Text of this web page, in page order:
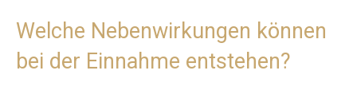
Welche Nebenwirkungen können
bei der Einnahme entstehen?